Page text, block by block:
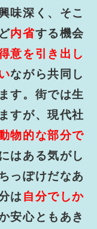
味深く、そこ
内省する機会
意を引き出し
ながら共同し
す。街では生
すが、現代社
物的な部分で
はある気がし
っぽけだなあ
は自分でしか
安心ともあき